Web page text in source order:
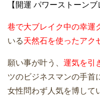
【開運 パワーストーン
巷で大ブレイク中の幸運
いる天然石を使ったアク
願い事が叶う、 運気を引
ツのビジネスマンの手首
女性問わず人気を博して